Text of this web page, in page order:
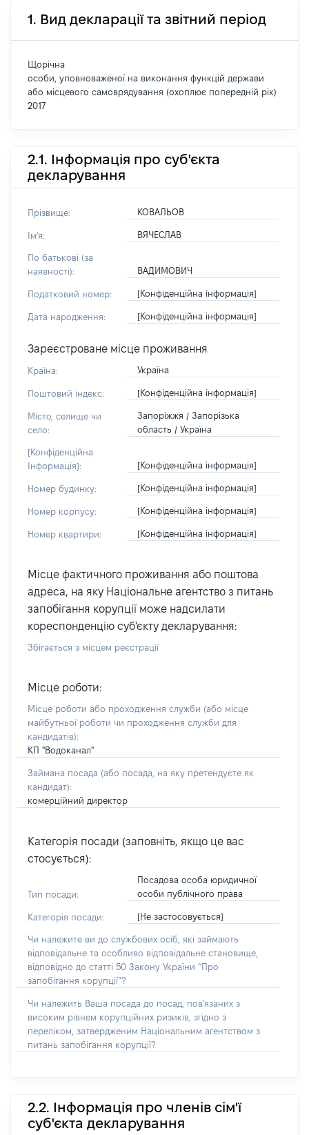
1. Вид декларації та звітний період
Щорічна
особи, уповноваженої на виконання функцій держави
або місцевого самоврядування (охоплює попередній рік)
2017
2.1. Інформація про суб'єкта
декларування
Прізвище: КОВАЛЬОВ
Ім'я: ВЯЧЕСЛАВ
По батькові (за
наявності):
ВАДИМОВИЧ
Податковий номер: [Конфіденційна інформація]
Дата народження: [Конфіденційна інформація]
Зареєстроване місце проживання
Країна: Україна
Поштовий індекс: [Конфіденційна інформація]
Місто, селище чи
село:
Запоріжжя / Запорізька
область / Україна
[Конфіденційна
Інформація]:
[Конфіденційна інформація]
Номер будинку: [Конфіденційна інформація]
Номер корпусу: [Конфіденційна інформація]
Номер квартири: [Конфіденційна інформація]
Місце фактичного проживання або поштова
адреса, на яку Національне агентство з питань
запобігання корупції може надсилати
кореспонденцію суб'єкту декларування:
Збігається з місцем реєстрації
Місце роботи:
Місце роботи або проходження служби (або місце
майбутньої роботи чи проходження служби для
кандидатів):
КП "Водоканал"
Займана посада (або посада, на яку претендуєте як
кандидат):
комерційний директор
Категорія посади (заповніть, якщо це вас
стосується):
Тип посади:
Посадова особа юридичної
особи публічного права
Категорія посади: [Не застосовується]
Чи належите ви до службових осіб, які займають
відповідальне та особливо відповідальне становище,
відповідно до статті 50 Закону України “Про
запобігання корупції”?
Чи належить Ваша посада до посад, пов'язаних з
високим рівнем корупційних ризиків, згідно з
переліком, затвердженим Національним агентством з
питань запобігання корупції?
2.2. Інформація про членів сім'ї
суб'єкта декларування